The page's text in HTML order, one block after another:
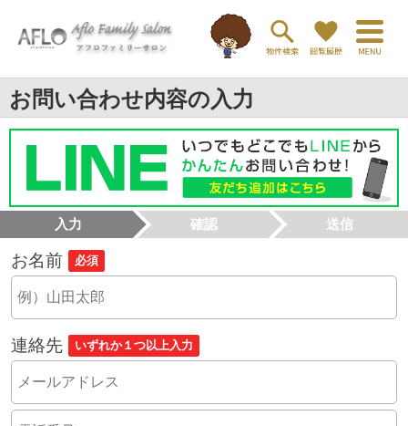
お問い合わせ内容の入力
入力 確認 送信
お名前 必須
連絡先 いずれか１つ以上入力